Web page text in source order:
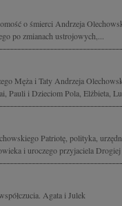
o śmierci Andrzeja
po zmianach ustrojowych,...
Męża i Taty Andrzeja
Pauli i Dzieciom Pola, Elżbieta,
Patriotę, polityka,
i uroczego przyjaciela
Agata i Julek